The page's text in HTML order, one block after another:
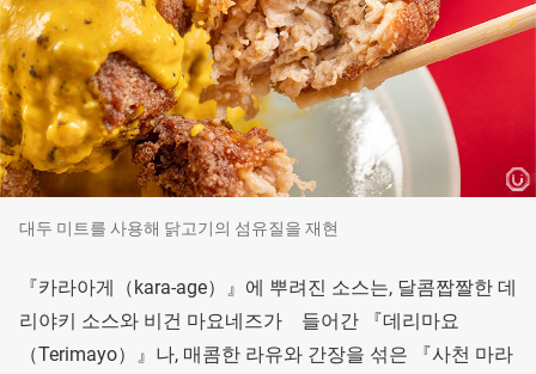
대두 미트를 사용해 닭고기의 섬유질을 재현
『카라아게（kara-age）』에 뿌려진 소스는, 달콤짭짤한 데
리야키 소스와 비건 마요네즈가 들어간 『데리마요
（Terimayo）』나, 매콤한 라유와 간장을 섞은 『사천 마라